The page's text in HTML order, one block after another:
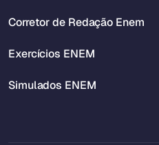
Corretor de Redação Enem
Exercícios ENEM
Simulados ENEM